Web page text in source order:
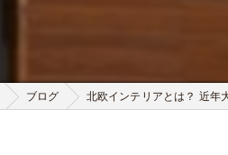
ブログ 北欧インテリアとは？ 近年